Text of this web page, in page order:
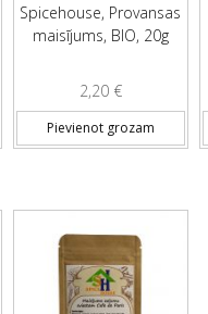
Spicehouse, Provansas
maisījums, BIO, 20g
2,20 €
Pievienot grozam